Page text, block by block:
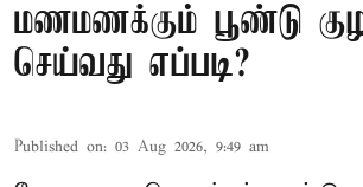
மணமணக்கும் பூண்டு
செய்வது எப்படி?
Published on: 03 Aug 2026, 9:49 am